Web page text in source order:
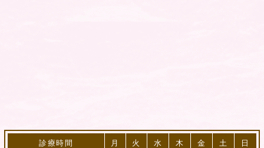
診療時間 月 火 水 木 金 土 日